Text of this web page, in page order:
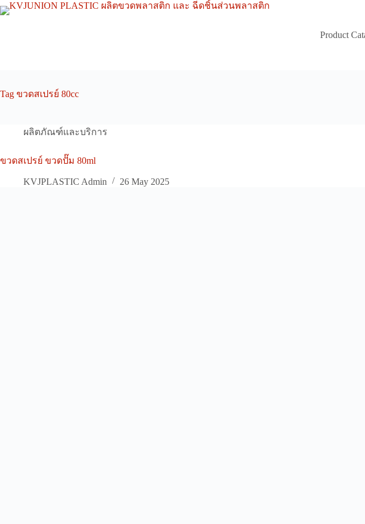
Skip
to
Product
Tag ขวดสเปรย์ 80cc
ผลิตภัณฑ์และบริการ
ขวดสเปรย์ ขวดปั๊ม 80ml
KVJPLASTIC Admin 26 May 2025